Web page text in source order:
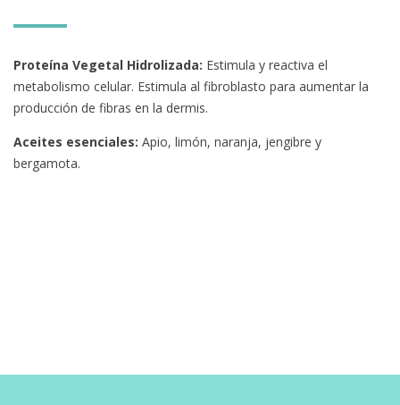
Proteína Vegetal Hidrolizada: Estimula y reactiva el
metabolismo celular. Estimula al fibroblasto para aumentar la
producción de fibras en la dermis.
Aceites esenciales: Apio, limón, naranja, jengibre y
bergamota.
entradas